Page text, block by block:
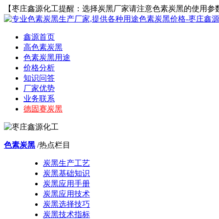
【枣庄鑫源化工提醒：选择炭黑厂家请注意色素炭黑的使用参
鑫源首页
高色素炭黑
色素炭黑用途
价格分析
知识问答
厂家优势
业务联系
德固赛炭黑
色素炭黑 /热点栏目
炭黑生产工艺
炭黑基础知识
炭黑应用手册
炭黑应用技术
炭黑选择技巧
炭黑技术指标